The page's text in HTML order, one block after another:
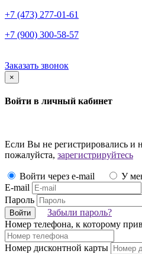
+7 (473) 277-01-61
+7 (900) 300-58-57
Заказать звонок
×
Войти в личный кабинет
Если Вы не регистрировались и
пожалуйста, зарегистрируйтесь
Войти через e-mail
У
E-mail
Пароль
Войти
Забыли пароль?
Номер телефона, к которому
Номер дисконтной карты